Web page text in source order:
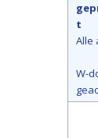
t
Alle
W-